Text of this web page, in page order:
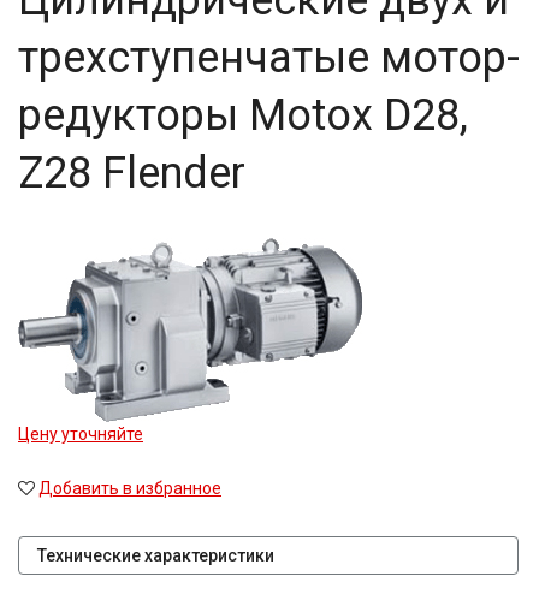
трехступенчатые мотор-
редукторы Motox D28,
Z28 Flender
Цену уточняйте
Добавить в избранное
Технические характеристики